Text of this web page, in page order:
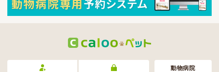
動物病院